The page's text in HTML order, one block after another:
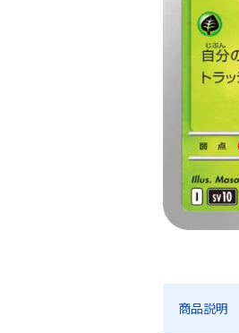
商品説明